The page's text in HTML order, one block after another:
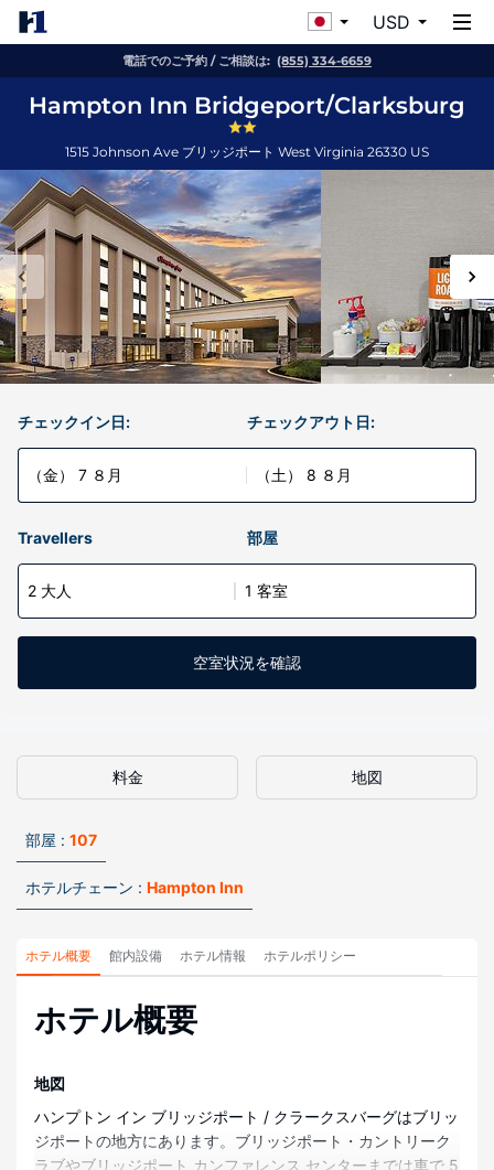
USD
電話でのご予約 / ご相談は: (855) 334-6659
Hampton Inn Bridgeport/Clarksburg
1515 Johnson Ave ブリッジポート West Virginia 26330 US
チェックイン日:
（金） 7 ８月
チェックアウト日:
（土） 8 ８月
Travellers 部屋
2 大人 1 客室
空室状況を確認
料金 地図
部屋 : 107
ホテルチェーン : Hampton Inn
ホテル概要 館内設備 ホテル情報 ホテルポリシー
ホテル概要
地図
ハンプトン イン ブリッジポート / クラークスバーグはブリッ
ジポートの地方にあります。ブリッジポート・カントリーク
ラブやブリッジポート カンファレンス センターまでは車で 5